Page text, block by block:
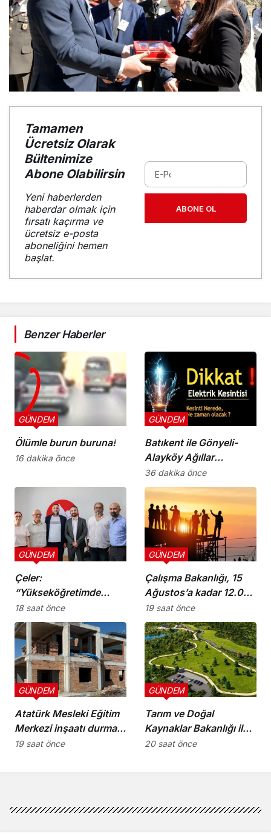
Tamamen
Ücretsiz Olarak
Bültenimize
Abone Olabilirsin
Yeni haberlerden
haberdar olmak için
fırsatı kaçırma ve
ücretsiz e-posta
aboneliğini hemen
başlat.
ABONE OL
Benzer Haberler
Ölümle burun buruna!
GÜNDEM
16 dakika önce
Batıkent ile Gönyeli-
Alayköy Ağıllar
bölgesinde yarın 6
saatlik elektrik kesintisi
GÜNDEM
36 dakika önce
Çeler:
“Yükseköğretimde
günü kurtaran değil,
geleceği planlayan
politikalara ihtiyaç var”
GÜNDEM
18 saat önce
Çalışma Bakanlığı, 15
Ağustos’a kadar 12.00-
16.00 saatleri arasında
güneş altında çalışmayı
yasakladı
GÜNDEM
19 saat önce
Atatürk Mesleki Eğitim
Merkezi inşaatı durma
noktasında!
GÜNDEM
19 saat önce
Tarım ve Doğal
Kaynaklar Bakanlığı ile
İnşaat Mühendisleri
GÜNDEM
20 saat önce